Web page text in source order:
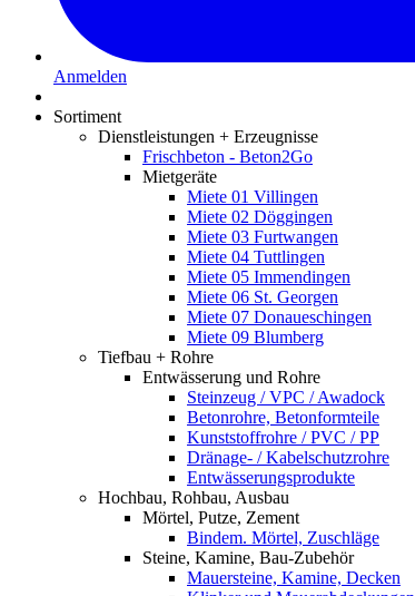
Anmelden
Sortiment
Dienstleistungen + Erzeugnisse
Frischbeton - Beton2Go
Mietgeräte
Miete 01 Villingen
Miete 02 Döggingen
Miete 03 Furtwangen
Miete 04 Tuttlingen
Miete 05 Immendingen
Miete 06 St. Georgen
Miete 07 Donaueschingen
Miete 09 Blumberg
Tiefbau + Rohre
Entwässerung und Rohre
Steinzeug / VPC / Awadock
Betonrohre, Betonformteile
Kunststoffrohre / PVC / PP
Dränage- / Kabelschutzrohre
Entwässerungsprodukte
Hochbau, Rohbau, Ausbau
Mörtel, Putze, Zement
Bindem. Mörtel, Zuschläge
Steine, Kamine, Bau-Zubehör
Mauersteine, Kamine, Decken